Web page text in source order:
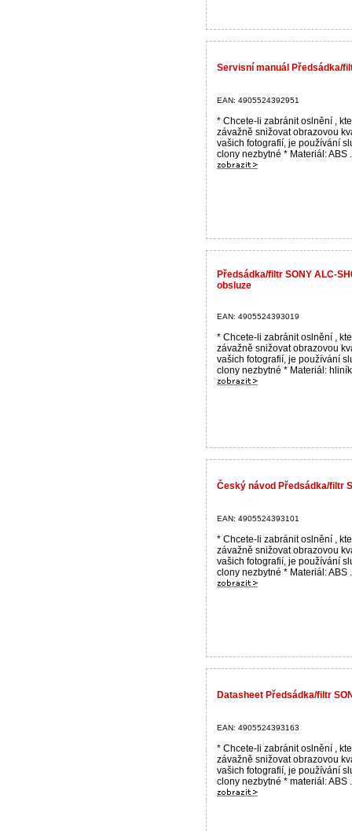
Servisní manuál Předsádka/
EAN: 4905524392951
* Chcete-li zabránit oslnění ,
závažně snižovat obrazovou
vašich fotografií, je používání
clony nezbytné * Materiál: ABS
Předsádka/filtr SONY ALC-
obsluze
EAN: 4905524393019
* Chcete-li zabránit oslnění ,
závažně snižovat obrazovou
vašich fotografií, je používání
clony nezbytné * Materiál:
Český návod Předsádka/filtr
EAN: 4905524393101
* Chcete-li zabránit oslnění ,
závažně snižovat obrazovou
vašich fotografií, je používání
clony nezbytné * Materiál: ABS
Datasheet Předsádka/filtr
EAN: 4905524393163
* Chcete-li zabránit oslnění ,
závažně snižovat obrazovou
vašich fotografií, je používání
clony nezbytné * materiál: ABS